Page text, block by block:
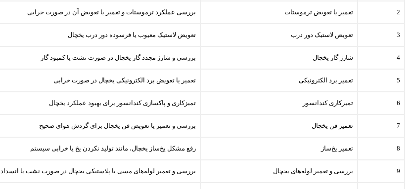
2 تعمیر یا تعویض ترموستات بررسی عملکرد ترموستات و تعمیر یا تعویض آن در صورت خرابی
3 تعویض لاستیک دور درب تعویض لاستیک معیوب یا فرسوده دور درب یخچال
4 شارژ گاز یخچال بررسی و شارژ مجدد گاز یخچال در صورت نشت یا کمبود گاز
5 تعمیر برد الکترونیکی تعمیر یا تعویض برد الکترونیکی یخچال در صورت خرابی
6 تمیزکاری کندانسور تمیزکاری و پاکسازی کندانسور برای بهبود عملکرد یخچال
7 تعمیر فن یخچال بررسی و تعمیر یا تعویض فن یخچال برای گردش هوای صحیح
8 تعمیر یخ‌ساز رفع مشکل یخ‌ساز یخچال، مانند تولید نکردن یخ یا خرابی سیستم
9 بررسی و تعمیر لوله‌های یخچال بررسی و تعمیر لوله‌های مسی یا پلاستیکی یخچال در صورت نشت یا انسداد